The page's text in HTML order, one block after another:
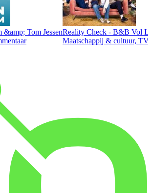
&amp; Tom JessenReality Check - B&B Vol
Maatschappij & cultuur,